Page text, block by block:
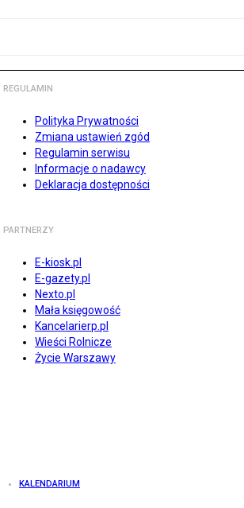
REGULAMIN
Polityka Prywatności
Zmiana ustawień zgód
Regulamin serwisu
Informacje o nadawcy
Deklaracja dostępności
PARTNERZY
E-kiosk.pl
E-gazety.pl
Nexto.pl
Mała księgowość
Kancelarierp.pl
Wieści Rolnicze
Życie Warszawy
KALENDARIUM